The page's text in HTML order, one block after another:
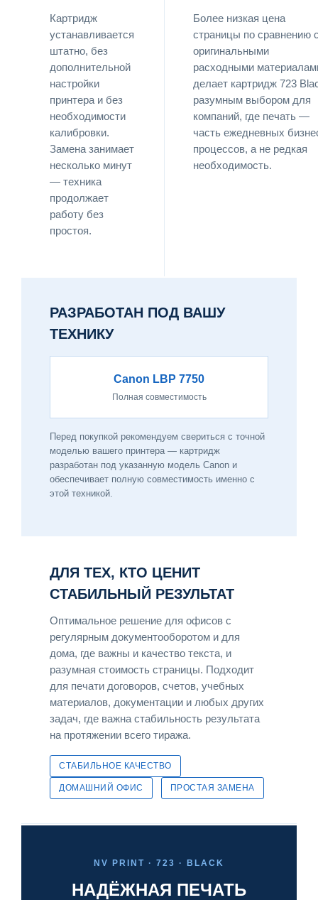
Картридж
устанавливается
штатно, без
дополнительной
настройки
принтера и без
необходимости
калибровки.
Замена занимает
несколько минут
— техника
продолжает
работу без
простоя.
Более низкая цена
страницы по сравнению
оригинальными
расходными
делает картридж 723
разумным выбором для
компаний, где печать —
часть ежедневных
процессов, а не редкая
необходимость.
РАЗРАБОТАН ПОД ВАШУ
ТЕХНИКУ
Canon LBP 7750
Полная совместимость
Перед покупкой рекомендуем свериться с точной
моделью вашего принтера — картридж
разработан под указанную модель Canon и
обеспечивает полную совместимость именно с
этой техникой.
ДЛЯ ТЕХ, КТО ЦЕНИТ
СТАБИЛЬНЫЙ РЕЗУЛЬТАТ
Оптимальное решение для офисов с
регулярным документооборотом и для
дома, где важны и качество текста, и
разумная стоимость страницы. Подходит
для печати договоров, счетов, учебных
материалов, документации и любых других
задач, где важна стабильность результата
на протяжении всего тиража.
СТАБИЛЬНОЕ КАЧЕСТВО
ДОМАШНИЙ ОФИС ПРОСТАЯ ЗАМЕНА
NV PRINT · 723 · BLACK
НАДЁЖНАЯ ПЕЧАТЬ